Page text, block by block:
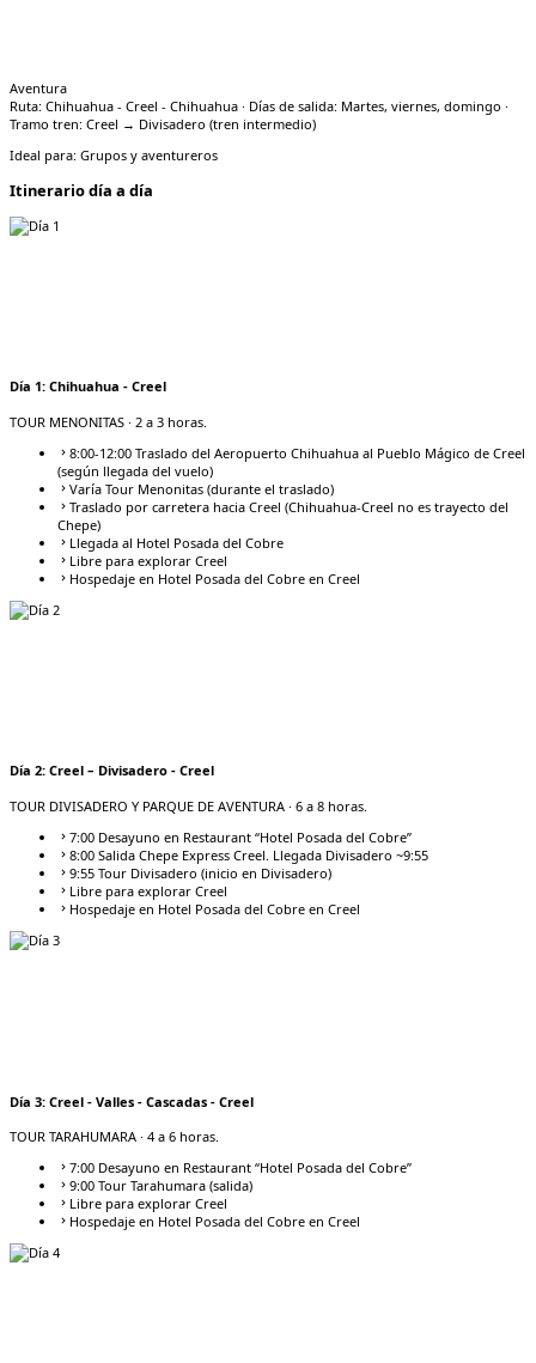
Aventura
Ruta: Chihuahua - Creel - Chihuahua · Días de salida: Martes, viernes, domingo ·
Tramo tren: Creel → Divisadero (tren intermedio)
Ideal para: Grupos y aventureros
Itinerario día a día
Día 1: Chihuahua - Creel
TOUR MENONITAS · 2 a 3 horas.
8:00-12:00 Traslado del Aeropuerto Chihuahua al Pueblo Mágico de Creel
(según llegada del vuelo)
Varía Tour Menonitas (durante el traslado)
Traslado por carretera hacia Creel (Chihuahua-Creel no es trayecto del
Chepe)
Llegada al Hotel Posada del Cobre
Libre para explorar Creel
Hospedaje en Hotel Posada del Cobre en Creel
Día 2: Creel – Divisadero - Creel
TOUR DIVISADERO Y PARQUE DE AVENTURA · 6 a 8 horas.
7:00 Desayuno en Restaurant “Hotel Posada del Cobre”
8:00 Salida Chepe Express Creel. Llegada Divisadero ~9:55
9:55 Tour Divisadero (inicio en Divisadero)
Libre para explorar Creel
Hospedaje en Hotel Posada del Cobre en Creel
Día 3: Creel - Valles - Cascadas - Creel
TOUR TARAHUMARA · 4 a 6 horas.
7:00 Desayuno en Restaurant “Hotel Posada del Cobre”
9:00 Tour Tarahumara (salida)
Libre para explorar Creel
Hospedaje en Hotel Posada del Cobre en Creel